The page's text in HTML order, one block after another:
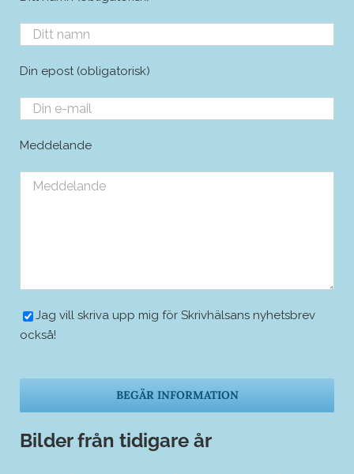
Din epost (obligatorisk)
Meddelande
Jag vill skriva upp mig för Skrivhälsans nyhetsbrev
också!
fält
tomt.
Bilder från tidigare år